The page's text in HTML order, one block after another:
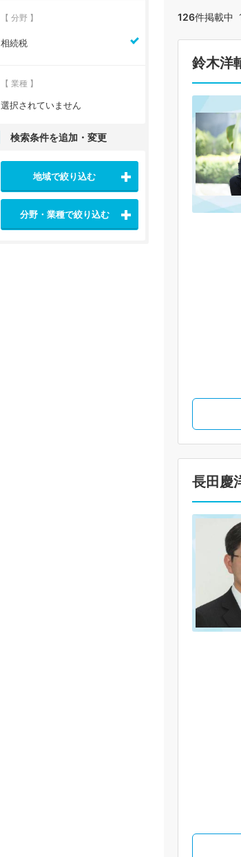
ときがわ町 (0)
126件掲載中
鈴木洋
長田慶
【 分野 】
相続税
【 業種 】
選択されていません
検索条件を追加・変更
地域で絞り込む
分野・業種で絞り込む